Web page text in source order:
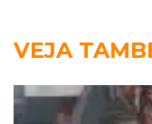
VEJA